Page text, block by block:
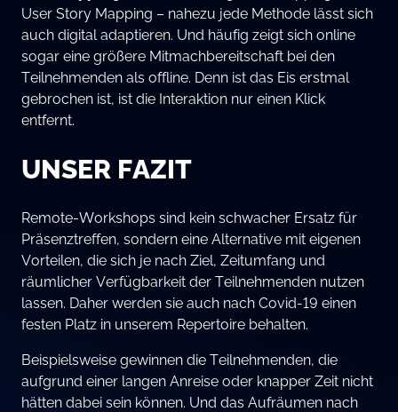
User Story Mapping – nahezu jede Methode lässt sich
auch digital adaptieren. Und häufig zeigt sich online
sogar eine größere Mitmachbereitschaft bei den
Teilnehmenden als offline. Denn ist das Eis erstmal
gebrochen ist, ist die Interaktion nur einen Klick
entfernt.
UNSER FAZIT
Remote-Workshops sind kein schwacher Ersatz für
Präsenztreffen, sondern eine Alternative mit eigenen
Vorteilen, die sich je nach Ziel, Zeitumfang und
räumlicher Verfügbarkeit der Teilnehmenden nutzen
lassen. Daher werden sie auch nach Covid-19 einen
festen Platz in unserem Repertoire behalten.
Beispielsweise gewinnen die Teilnehmenden, die
aufgrund einer langen Anreise oder knapper Zeit nicht
hätten dabei sein können. Und das Aufräumen nach